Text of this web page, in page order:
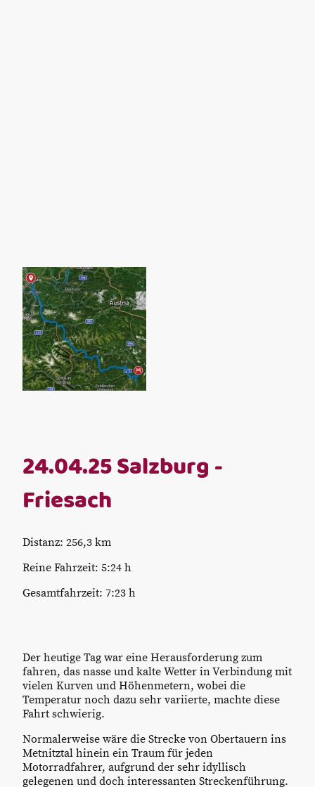
24.04.25 Salzburg -
Friesach
Distanz: 256,3 km
Reine Fahrzeit: 5:24 h
Gesamtfahrzeit: 7:23 h
Der heutige Tag war eine Herausforderung zum
fahren, das nasse und kalte Wetter in Verbindung mit
vielen Kurven und Höhenmetern, wobei die
Temperatur noch dazu sehr variierte, machte diese
Fahrt schwierig.
Normalerweise wäre die Strecke von Obertauern ins
Metnitztal hinein ein Traum für jeden
Motorradfahrer, aufgrund der sehr idyllisch
gelegenen und doch interessanten Streckenführung.